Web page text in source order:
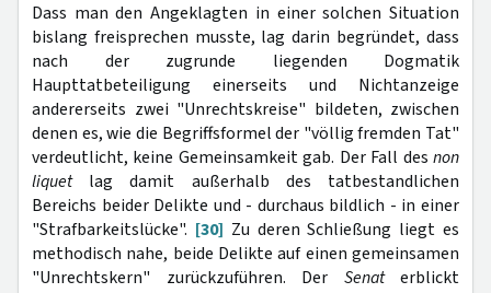
Dass man den Angeklagten in einer solchen Situation
bislang freisprechen musste, lag darin begründet, dass
nach der zugrunde liegenden Dogmatik
Haupttatbeteiligung einerseits und Nichtanzeige
andererseits zwei "Unrechtskreise" bildeten, zwischen
denen es, wie die Begriffsformel der "völlig fremden Tat"
verdeutlicht, keine Gemeinsamkeit gab. Der Fall des non
liquetlag damit außerhalb des tatbestandlichen
Bereichs beider Delikte und - durchaus bildlich - in einer
"Strafbarkeitslücke". [30] Zu deren Schließung liegt es
methodisch nahe, beide Delikte auf einen gemeinsamen
"Unrechtskern" zurückzuführen. Der Senaterblickt